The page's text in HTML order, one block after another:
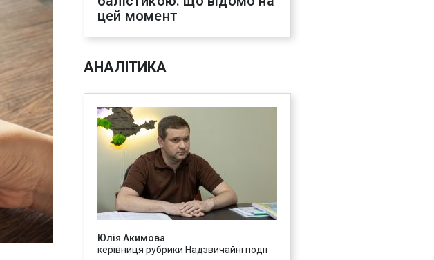
цей момент
АНАЛІТИКА
Юлія Акимова
керівниця рубрики Надзвичайні події